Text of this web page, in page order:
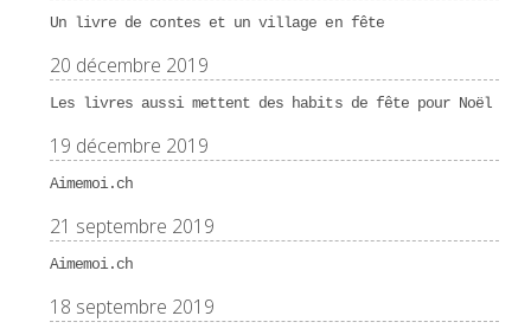
Un livre de contes et un village en fête
20 décembre 2019
Les livres aussi mettent des habits de fête pour Noël
19 décembre 2019
Aimemoi.ch
21 septembre 2019
Aimemoi.ch
18 septembre 2019